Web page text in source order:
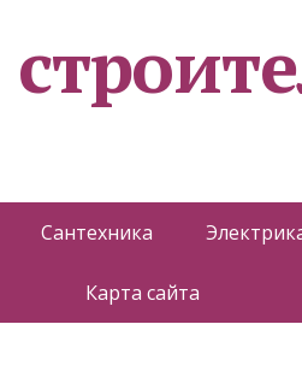
Сантехника
Карта сайта